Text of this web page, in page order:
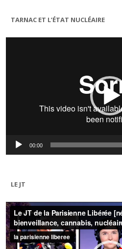
TARNAC ET L’ÉTAT NUCLÉAIRE
Lecteur
00:00
LE JT
Lecteur
vidéo